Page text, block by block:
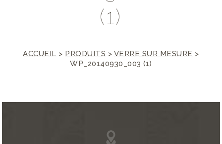
(1)
ACCUEIL > PRODUITS > VERRE SUR MESURE >
WP_20140930_003 (1)